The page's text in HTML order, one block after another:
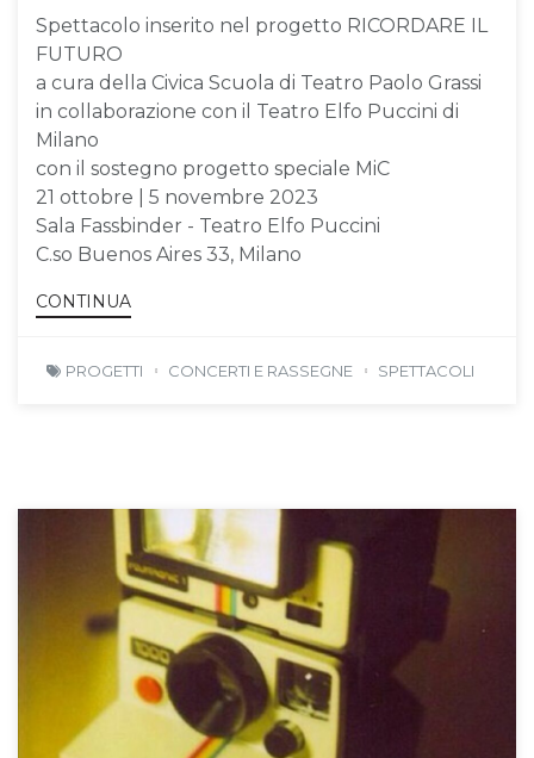
Spettacolo inserito nel progetto RICORDARE IL
FUTURO
a cura della Civica Scuola di Teatro Paolo Grassi
in collaborazione con il Teatro Elfo Puccini di
Milano
con il sostegno progetto speciale MiC
21 ottobre | 5 novembre 2023
Sala Fassbinder - Teatro Elfo Puccini
C.so Buenos Aires 33, Milano
CONTINUA
PROGETTI CONCERTI E RASSEGNE SPETTACOLI